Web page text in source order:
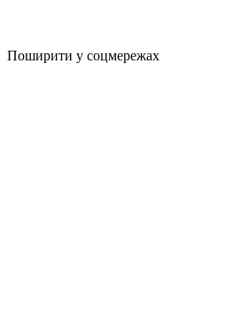
Поширити у соцмережах